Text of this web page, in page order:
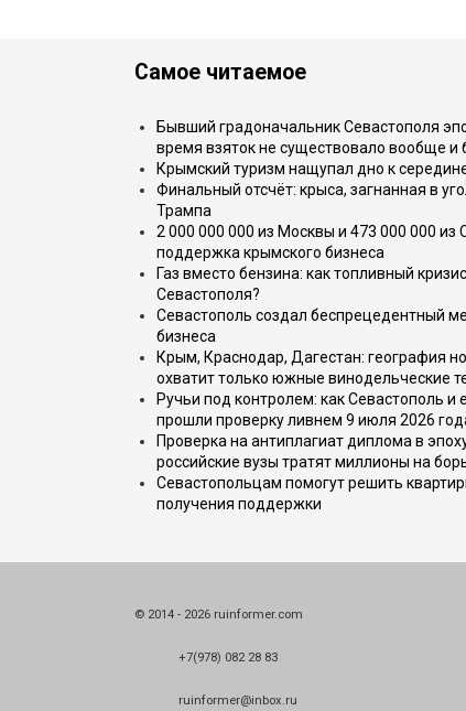
Самое читаемое
Бывший градоначальник Севастополя
время взяток не существовало вообще и
Крымский туризм нащупал дно к
Финальный отсчёт: крыса, загнанная в
Трампа
2 000 000 000 из Москвы и 473 000 000
поддержка крымского бизнеса
Газ вместо бензина: как топливный
Севастополя?
Севастополь создал беспрецедентный
бизнеса
Крым, Краснодар, Дагестан: география
охватит только южные винодельческие
Ручьи под контролем: как Севастополь и
прошли проверку ливнем 9 июля 2026
Проверка на антиплагиат диплома в
российские вузы тратят миллионы на
Севастопольцам помогут решить
получения поддержки
© 2014 - 2026 ruinformer.com
+7(978) 082 28 83
ruinformer@inbox.ru